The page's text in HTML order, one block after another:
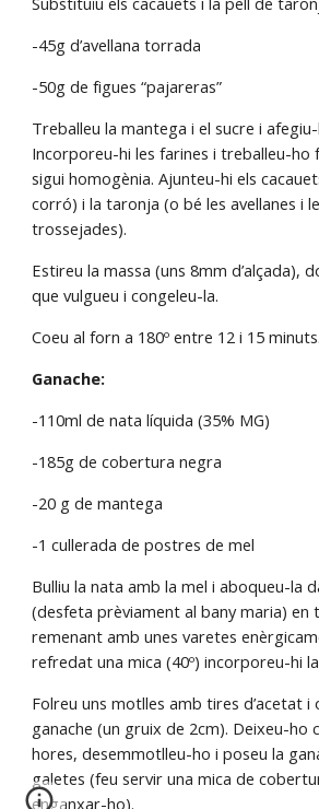
-45g d’avellana torrada
-50g de figues “pajareras”
Treballeu la mantega i el sucre i
Incorporeu-hi les farines i treballeu-ho
sigui homogènia. Ajunteu-hi els
corró) i la taronja (o bé les avellanes i
trossejades).
Estireu la massa (uns 8mm d’alçada),
que vulgueu i congeleu-la.
Coeu al forn a 180º entre 12 i 15 minuts.
Ganache:
-110ml de nata líquida (35% MG)
-185g de cobertura negra
-20 g de mantega
-1 cullerada de postres de mel
Bulliu la nata amb la mel i aboqueu-la
(desfeta prèviament al bany maria)
remenant amb unes varetes
refredat una mica (40º) incorporeu-hi
Folreu uns motlles amb tires d’acetat i
ganache (un gruix de 2cm). Deixeu-ho
hores, desemmotlleu-ho i poseu la
galetes (feu servir una mica de
enganxar-ho).